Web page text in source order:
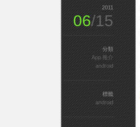
2011
06/15
分類
App 推介
android
標籤
android